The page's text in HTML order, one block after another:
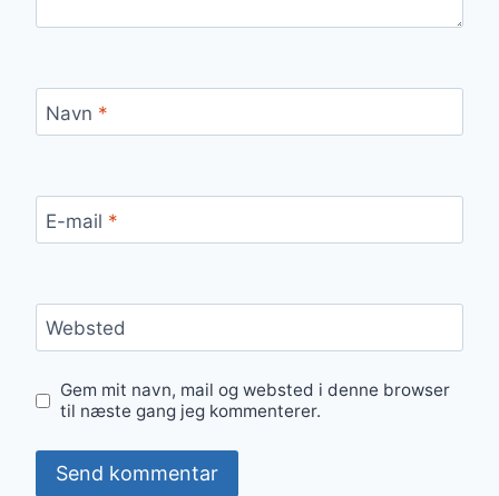
Navn *
E-mail *
Websted
Gem mit navn, mail og websted i denne browser
til næste gang jeg kommenterer.